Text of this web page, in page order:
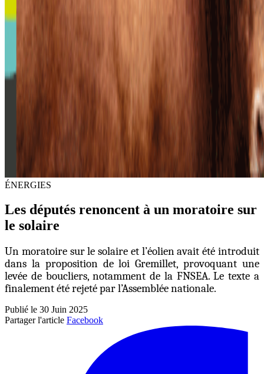
ÉNERGIES
Les députés renoncent à un moratoire sur
le solaire
Un moratoire sur le solaire et l’éolien avait été introduit
dans la proposition de loi Gremillet, provoquant une
levée de boucliers, notamment de la FNSEA. Le texte a
finalement été rejeté par l’Assemblée nationale.
Publié le 30 Juin 2025
Partager l'article Facebook